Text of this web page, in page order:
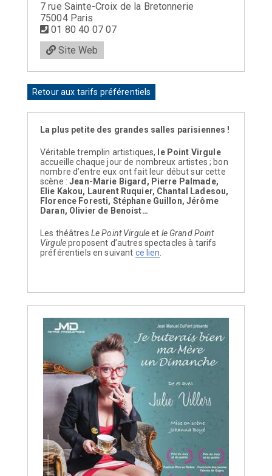
7 rue Sainte-Croix de la Bretonnerie
75004 Paris
01 80 40 07 07
Site Web
Retour aux tarifs préférentiels
La plus petite des grandes salles parisiennes !
Véritable tremplin artistiques, le Point Virgule
accueille chaque jour de nombreux artistes ; bon
nombre d’entre eux ont fait leur début sur cette
scène :Jean-Marie Bigard, Pierre Palmade,
Elie Kakou, Laurent Ruquier, Chantal Ladesou,
Florence Foresti, Stéphane Guillon, Jérôme
Daran, Olivier de Benoist…
Les théâtres Le Point Virguleet le Grand Point
Virguleproposent d’autres spectacles à tarifs
préférentiels en suivant ce lien